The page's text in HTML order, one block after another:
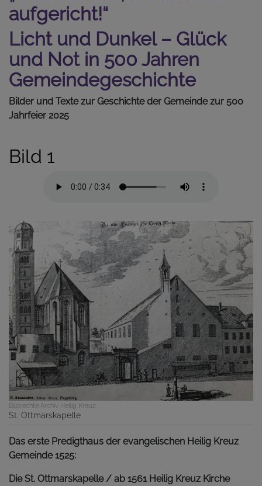
aufgericht!“
Licht und Dunkel – Glück
und Not in 500 Jahren
Gemeindegeschichte
Bilder und Texte zur Geschichte der Gemeinde zur 500
Jahrfeier 2025
Bild 1
Bildrechte Archiv Heilig Kreuz
St. Ottmarskapelle
Das erste Predigthaus der evangelischen Heilig Kreuz
Gemeinde 1525:
Die St. Ottmarskapelle / ab 1561 Heilig Kreuz Kirche